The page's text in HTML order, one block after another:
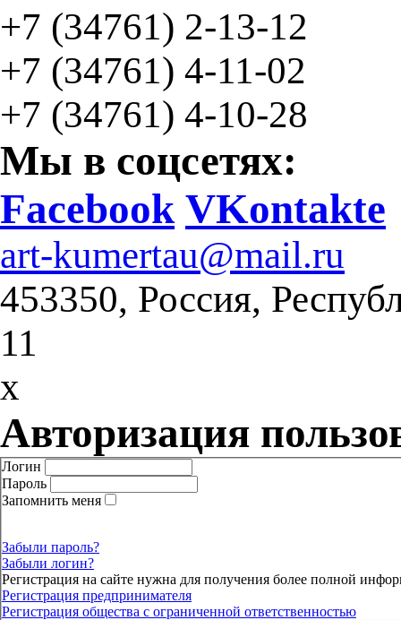
+7 (34761) 2-13-12
+7 (34761) 4-11-02
+7 (34761) 4-10-28
Мы в соцсетях:
Facebook VKontakte
art-kumertau@mail.ru
453350, Россия,
11
x
Авторизация
Логин
Пароль
Запомнить меня
Забыли пароль?
Забыли логин?
Регистрация на сайте нужна для получения более полной
Регистрация предпринимателя
Регистрация общества с ограниченной ответственностью